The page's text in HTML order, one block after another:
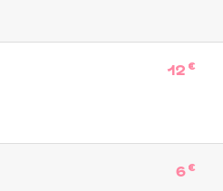
12 €
6 €